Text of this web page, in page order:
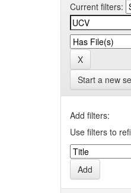
Current filters:
Start a new
Add filters:
Use filters to